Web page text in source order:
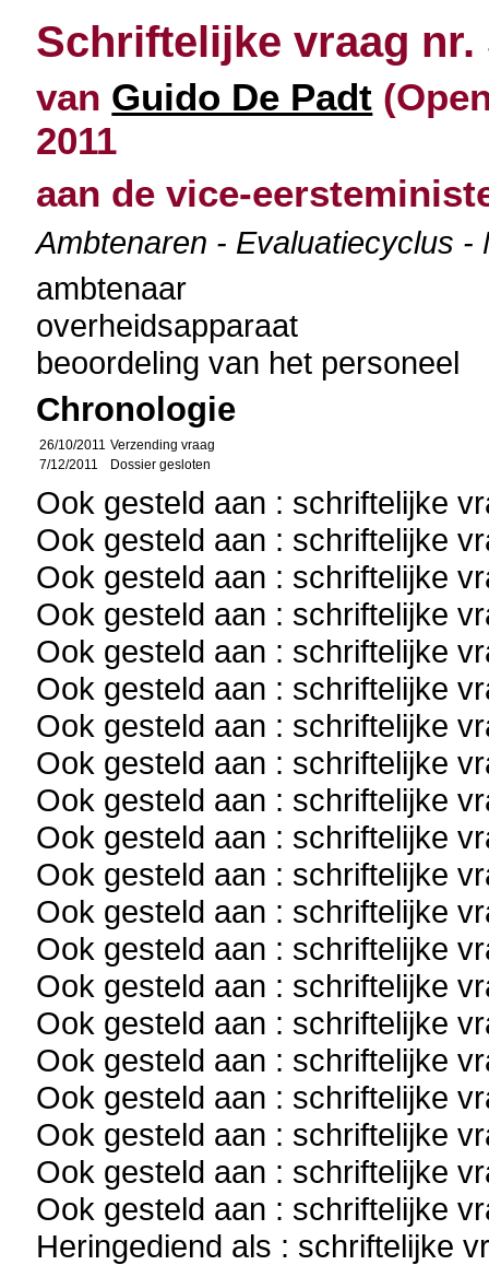
Schriftelijke vraag nr.
van Guido De Padt
2011
aan de vice-
Ambtenaren - Evaluatiecyclus -
ambtenaar
overheidsapparaat
beoordeling van het personeel
Chronologie
26/10/2011 Verzending vraag
7/12/2011
Dossier gesloten
Ook gesteld aan : schriftelijke
Ook gesteld aan : schriftelijke
Ook gesteld aan : schriftelijke
Ook gesteld aan : schriftelijke
Ook gesteld aan : schriftelijke
Ook gesteld aan : schriftelijke
Ook gesteld aan : schriftelijke
Ook gesteld aan : schriftelijke
Ook gesteld aan : schriftelijke
Ook gesteld aan : schriftelijke
Ook gesteld aan : schriftelijke
Ook gesteld aan : schriftelijke
Ook gesteld aan : schriftelijke
Ook gesteld aan : schriftelijke
Ook gesteld aan : schriftelijke
Ook gesteld aan : schriftelijke
Ook gesteld aan : schriftelijke
Ook gesteld aan : schriftelijke
Ook gesteld aan : schriftelijke
Ook gesteld aan : schriftelijke
Heringediend als : schriftelijke